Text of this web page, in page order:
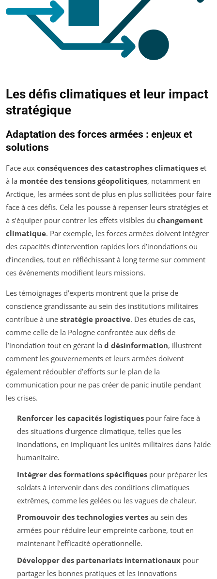
Les défis climatiques et leur impact
stratégique
Adaptation des forces armées : enjeux et
solutions
Face aux conséquences des catastrophes climatiques et
à la montée des tensions géopolitiques, notamment en
Arctique, les armées sont de plus en plus sollicitées pour faire
face à ces défis. Cela les pousse à repenser leurs stratégies et
à s’équiper pour contrer les effets visibles du changement
climatique. Par exemple, les forces armées doivent intégrer
des capacités d’intervention rapides lors d’inondations ou
d’incendies, tout en réfléchissant à long terme sur comment
ces événements modifient leurs missions.
Les témoignages d’experts montrent que la prise de
conscience grandissante au sein des institutions militaires
contribue à une stratégie proactive. Des études de cas,
comme celle de la Pologne confrontée aux défis de
l’inondation tout en gérant la d désinformation, illustrent
comment les gouvernements et leurs armées doivent
également rédoubler d’efforts sur le plan de la
communication pour ne pas créer de panic inutile pendant
les crises.
Renforcer les capacités logistiquespour faire face à
des situations d’urgence climatique, telles que les
inondations, en impliquant les unités militaires dans l’aide
humanitaire.
Intégrer des formations spécifiquespour préparer les
soldats à intervenir dans des conditions climatiques
extrêmes, comme les gelées ou les vagues de chaleur.
Promouvoir des technologies vertesau sein des
armées pour réduire leur empreinte carbone, tout en
maintenant l’efficacité opérationnelle.
Développer des partenariats internationauxpour
partager les bonnes pratiques et les innovations